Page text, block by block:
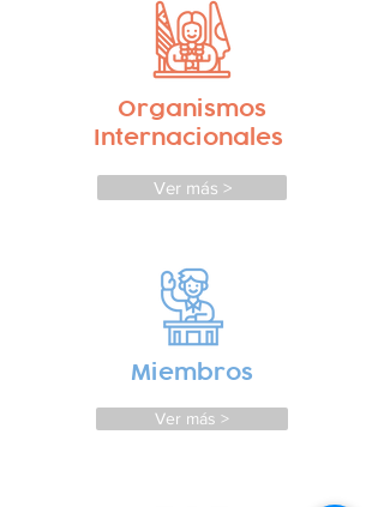
Organismos
Internacionales
Ver más >
Miembros
Ver más >